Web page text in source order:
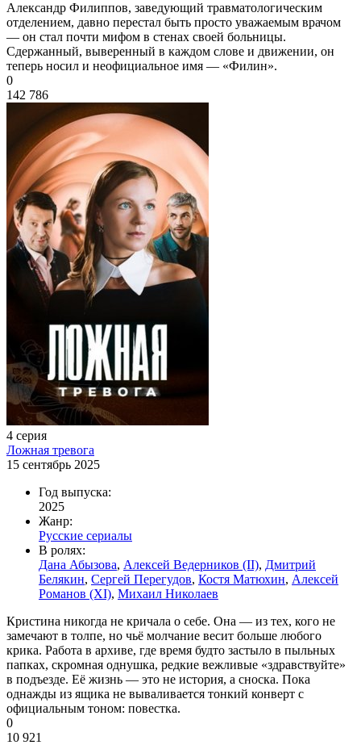
Александр Филиппов, заведующий травматологическим
отделением, давно перестал быть просто уважаемым врачом
— он стал почти мифом в стенах своей больницы.
Сдержанный, выверенный в каждом слове и движении, он
теперь носил и неофициальное имя — «Филин».
0
142 786
4 серия
Ложная тревога
15 сентябрь 2025
Год выпуска:
2025
Жанр:
Русские сериалы
В ролях:
Дана Абызова, Алексей Ведерников (II), Дмитрий
Белякин, Сергей Перегудов, Костя Матюхин, Алексей
Романов (XI), Михаил Николаев
Кристина никогда не кричала о себе. Она — из тех, кого не
замечают в толпе, но чьё молчание весит больше любого
крика. Работа в архиве, где время будто застыло в пыльных
папках, скромная однушка, редкие вежливые «здравствуйте»
в подъезде. Её жизнь — это не история, а сноска. Пока
однажды из ящика не вываливается тонкий конверт с
официальным тоном: повестка.
0
10 921